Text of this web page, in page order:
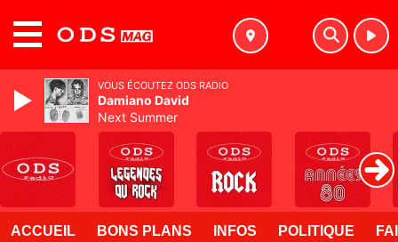
ACCUEIL BONS PLANS INFOS POLITIQUE
VOUS ÉCOUTEZ ODS RADIO
Damiano David
Next Summer